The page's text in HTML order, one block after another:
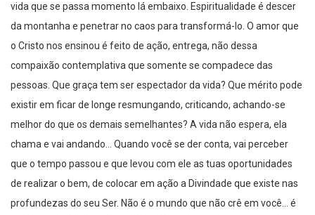
vida que se passa momento lá embaixo. Espiritualidade é descer
da montanha e penetrar no caos para transformá-lo. O amor que
o Cristo nos ensinou é feito de ação, entrega, não dessa
compaixão contemplativa que somente se compadece das
pessoas. Que graça tem ser espectador da vida? Que mérito pode
existir em ficar de longe resmungando, criticando, achando-se
melhor do que os demais semelhantes? A vida não espera, ela
chama e vai andando… Quando você se der conta, vai perceber
que o tempo passou e que levou com ele as tuas oportunidades
de realizar o bem, de colocar em ação a Divindade que existe nas
profundezas do seu Ser. Não é o mundo que não crê em você… é